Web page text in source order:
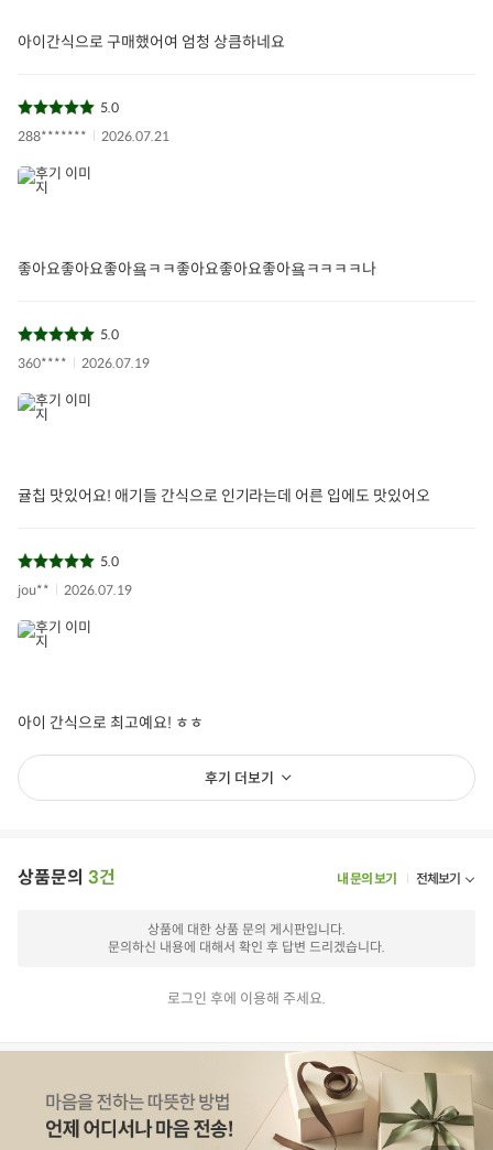
아이간식으로 구매했어여 엄청 상큼하네요
5.0
288*******
2026.07.21
좋아요좋아요좋아욬ㅋㅋ좋아요좋아요좋아욬ㅋㅋㅋㅋ나
5.0
360****
2026.07.19
귤칩 맛있어요! 애기들 간식으로 인기라는데 어른 입에도 맛있어오
5.0
jou**
2026.07.19
아이 간식으로 최고예요! ㅎㅎ
후기 더보기
상품문의 3건 내 문의 보기 전체보기
상품에 대한 상품 문의 게시판입니다.
문의하신 내용에 대해서 확인 후 답변 드리겠습니다.
로그인 후에 이용해 주세요.